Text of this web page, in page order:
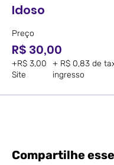
Idoso
Preço
R$ 30,00
+R$ 3,00
Site
+ R$ 0,83 de
ingresso
Compartilhe